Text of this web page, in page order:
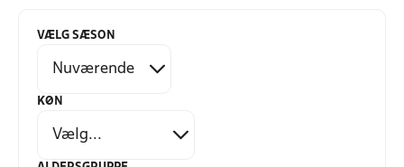
VÆLG SÆSON
KØN